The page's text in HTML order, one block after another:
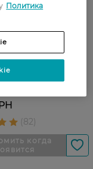
для
Johnson's Baby От
до пяток 300 мл
Политика